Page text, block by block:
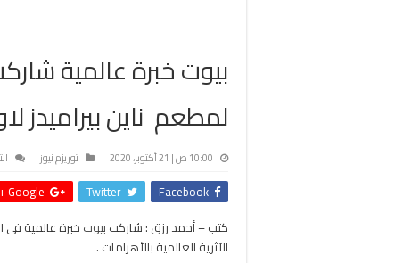
بيوت خبرة عالمية
لمطعم ناين بيراميدز
10:00 ص | 21 أكتوبر، 2020 توريزم نيوز
Facebook
Twitter
Google +
كتب – أحمد رزق : شاركت بيوت خبرة عالمية فى
الآثرية العالمية بالأهرامات .